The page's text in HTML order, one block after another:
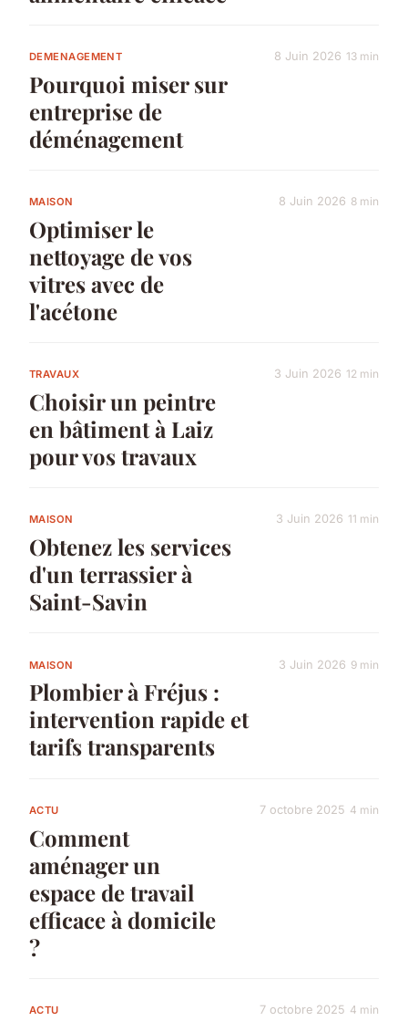
DEMENAGEMENT
Pourquoi miser sur
entreprise de
déménagement
8 Juin 2026 13 min
MAISON
Optimiser le
nettoyage de vos
vitres avec de
l'acétone
8 Juin 2026 8 min
TRAVAUX
Choisir un peintre
en bâtiment à Laiz
pour vos travaux
3 Juin 2026 12 min
MAISON
Obtenez les services
d'un terrassier à
Saint-Savin
3 Juin 2026 11 min
MAISON
Plombier à Fréjus :
intervention rapide et
tarifs transparents
3 Juin 2026 9 min
ACTU
Comment
aménager un
espace de travail
efficace à domicile
?
7 octobre 2025 4 min
ACTU 7 octobre 2025 4 min